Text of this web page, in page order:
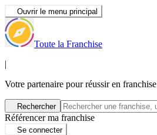
Ouvrir le menu principal
Toute la Franchise
|
Votre partenaire pour réussir en franchise
Rechercher
Référencer ma franchise
Se connecter